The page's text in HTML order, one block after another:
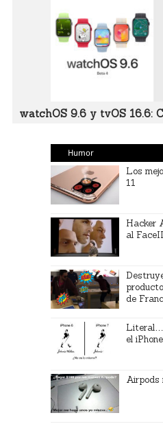
watchOS 9.6 y tvOS 16.6:
Humor
Los
11
Hacker
al
de
el
Airpods